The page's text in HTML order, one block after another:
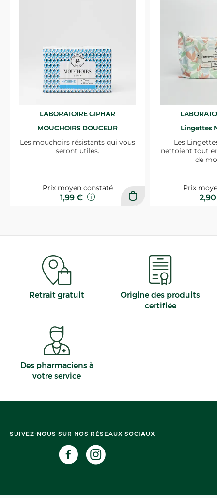
LABORATOIRE GIPHAR
MOUCHOIRS DOUCEUR
Les mouchoirs résistants qui vous
seront utiles.
Prix moyen constaté
1,99 €
Lingettes
Les
nettoient tout
de
Prix
Retrait gratuit
Origine des produits
certifiée
Des pharmaciens à
votre service
SUIVEZ-NOUS SUR NOS RÉSEAUX SOCIAUX